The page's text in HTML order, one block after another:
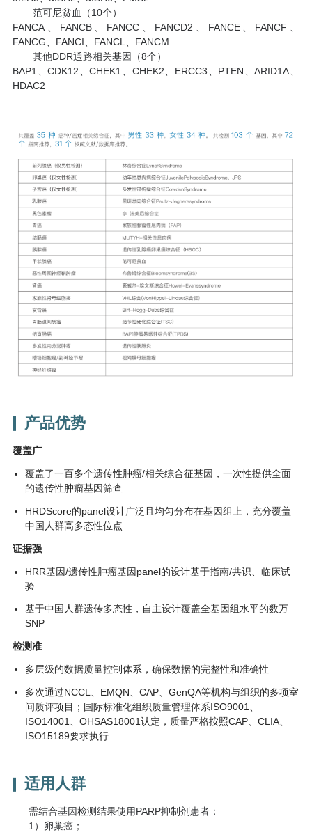
范可尼贫血（10个）
FANCA、FANCB、FANCC、FANCD2、FANCE、FANCF、
FANCG、FANCI、FANCL、FANCM
其他DDR通路相关基因（8个）
BAP1、CDK12、CHEK1、CHEK2、ERCC3、PTEN、ARID1A、
HDAC2
产品优势
覆盖广
覆盖了一百多个遗传性肿瘤/相关综合征基因，一次性提供全面
的遗传性肿瘤基因筛查
HRDScore的panel设计广泛且均匀分布在基因组上，充分覆盖
中国人群高多态性位点
证据强
HRR基因/遗传性肿瘤基因panel的设计基于指南/共识、临床试
验
基于中国人群遗传多态性，自主设计覆盖全基因组水平的数万
SNP
检测准
多层级的数据质量控制体系，确保数据的完整性和准确性
多次通过NCCL、EMQN、CAP、GenQA等机构与组织的多项室
间质评项目；国际标准化组织质量管理体系ISO9001、
ISO14001、OHSAS18001认定，质量严格按照CAP、CLIA、
ISO15189要求执行
适用人群
需结合基因检测结果使用PARP抑制剂患者：
1）卵巢癌；